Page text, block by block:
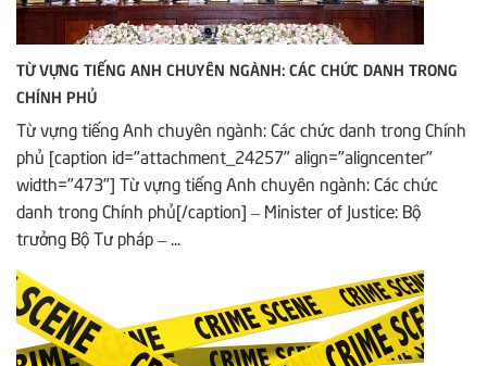
TỪ VỰNG TIẾNG ANH CHUYÊN NGÀNH: CÁC CHỨC DANH TRONG
CHÍNH PHỦ
Từ vựng tiếng Anh chuyên ngành: Các chức danh trong Chính
phủ [caption id="attachment_24257" align="aligncenter"
width="473"] Từ vựng tiếng Anh chuyên ngành: Các chức
danh trong Chính phủ[/caption] – Minister of Justice: Bộ
trưởng Bộ Tư pháp – ...